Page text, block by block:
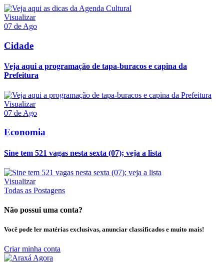
Visualizar
07 de Ago
Cidade
Veja aqui a programação de tapa-buracos e capina da
Prefeitura
Visualizar
07 de Ago
Economia
Sine tem 521 vagas nesta sexta (07); veja a lista
Visualizar
Todas as Postagens
Não possui uma conta?
Você pode ler matérias exclusivas, anunciar classificados e muito mais!
Criar minha conta